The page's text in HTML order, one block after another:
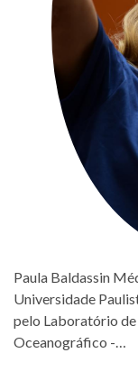
Paula Baldassin
Universidade
pelo Laboratório
Oceanográfico -…